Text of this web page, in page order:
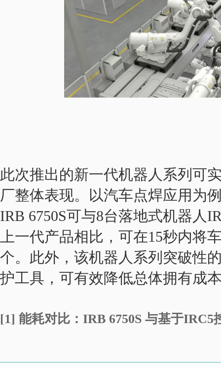
此次推出的新一代机器人系列可
厂整体表现。以汽车点焊应用为
IRB 6750S可与8台落地式机器人
上一代产品相比，可在15秒内将
个。此外，该机器人系列突破性
护工具，可有效降低总体拥有成
[1] 能耗对比：IRB 6750S 与基于IRC5